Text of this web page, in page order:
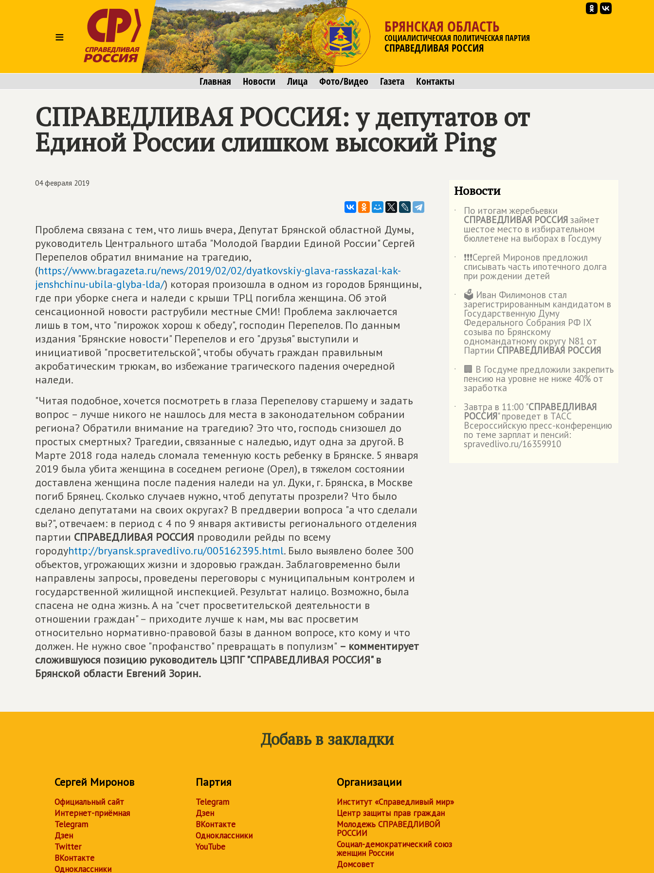
≡
БРЯНСКАЯ ОБЛАСТЬ
СОЦИАЛИСТИЧЕСКАЯ ПОЛИТИЧЕСКАЯ ПАРТИЯ
СПРАВЕДЛИВАЯ РОССИЯ
Главная Новости Лица Фото/Видео Газета Контакты
СПРАВЕДЛИВАЯ РОССИЯ: у депутатов от
Единой России слишком высокий Ping
04 февраля 2019
Проблема связана с тем, что лишь вчера, Депутат Брянской областной Думы,
руководитель Центрального штаба "Молодой Гвардии Единой России" Сергей
Перепелов обратил внимание на трагедию,
(https://www.bragazeta.ru/news/2019/02/02/dyatkovskiy-glava-rasskazal-kak-
jenshchinu-ubila-glyba-lda/) которая произошла в одном из городов Брянщины,
где при уборке снега и наледи с крыши ТРЦ погибла женщина. Об этой
сенсационной новости раструбили местные СМИ! Проблема заключается
лишь в том, что "пирожок хорош к обеду", господин Перепелов. По данным
издания "Брянские новости" Перепелов и его "друзья" выступили и
инициативой "просветительской", чтобы обучать граждан правильным
акробатическим трюкам, во избежание трагического падения очередной
наледи.
"Читая подобное, хочется посмотреть в глаза Перепелову старшему и задать
вопрос – лучше никого не нашлось для места в законодательном собрании
региона? Обратили внимание на трагедию? Это что, господь снизошел до
простых смертных? Трагедии, связанные с наледью, идут одна за другой. В
Марте 2018 года наледь сломала теменную кость ребенку в Брянске. 5 января
2019 была убита женщина в соседнем регионе (Орел), в тяжелом состоянии
доставлена женщина после падения наледи на ул. Дуки, г. Брянска, в Москве
погиб Брянец. Сколько случаев нужно, чтоб депутаты прозрели? Что было
сделано депутатами на своих округах? В преддверии вопроса "а что сделали
вы?", отвечаем: в период с 4 по 9 января активисты регионального отделения
партии СПРАВЕДЛИВАЯ РОССИЯ проводили рейды по всему
городуhttp://bryansk.spravedlivo.ru/005162395.html. Было выявлено более 300
объектов, угрожающих жизни и здоровью граждан. Заблаговременно были
направлены запросы, проведены переговоры с муниципальным контролем и
государственной жилищной инспекцией. Результат налицо. Возможно, была
спасена не одна жизнь. А на "счет просветительской деятельности в
отношении граждан" – приходите лучше к нам, мы вас просветим
относительно нормативно-правовой базы в данном вопросе, кто кому и что
должен. Не нужно свое "профанство" превращать в популизм" – комментирует
сложившуюся позицию руководитель ЦЗПГ "СПРАВЕДЛИВАЯ РОССИЯ" в
Брянской области Евгений Зорин.
Новости
˙ По итогам жеребьевки
СПРАВЕДЛИВАЯ РОССИЯ займет
шестое место в избирательном
бюллетене на выборах в Госдуму
˙
❗️❗️❗️Сергей Миронов предложил
списывать часть ипотечного долга
при рождении детей
˙
🗳️ Иван Филимонов стал
зарегистрированным кандидатом в
Государственную Думу
Федерального Собрания РФ IX
созыва по Брянскому
одномандатному округу N81 от
Партии СПРАВЕДЛИВАЯ РОССИЯ
˙
🏢 В Госдуме предложили закрепить
пенсию на уровне не ниже 40% от
заработка
˙
Завтра в 11:00 "СПРАВЕДЛИВАЯ
РОССИЯ" проведет в ТАСС
Всероссийскую пресс-конференцию
по теме зарплат и пенсий:
spravedlivo.ru/16359910
Добавь в закладки
Сергей Миронов
Официальный сайт
Интернет-приёмная
Telegram
Дзен
Twitter
ВКонтакте
Одноклассники
Партия
Telegram
Дзен
ВКонтакте
Одноклассники
YouTube
Организации
Институт «Справедливый мир»
Центр защиты прав граждан
Молодежь СПРАВЕДЛИВОЙ
РОССИИ
Социал-демократический союз
женщин России
Домсовет